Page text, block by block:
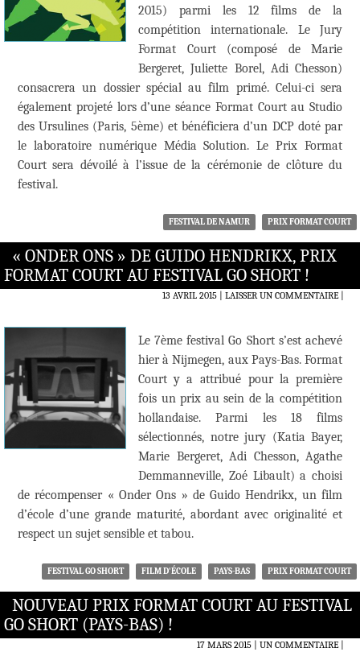
2015) parmi les 12 films de la
compétition internationale. Le Jury
Format Court (composé de Marie
Bergeret, Juliette Borel, Adi Chesson)
consacrera un dossier spécial au film primé. Celui-ci sera
également projeté lors d’une séance Format Court au Studio
des Ursulines (Paris, 5ème) et bénéficiera d’un DCP doté par
le laboratoire numérique Média Solution. Le Prix Format
Court sera dévoilé à l’issue de la cérémonie de clôture du
festival.
FESTIVAL DE NAMUR PRIX FORMAT COURT
« ONDER ONS » DE GUIDO HENDRIKX, PRIX
FORMAT COURT AU FESTIVAL GO SHORT !
13 AVRIL 2015 LAISSER UN COMMENTAIRE|
Le 7ème festival Go Short s’est achevé
hier à Nijmegen, aux Pays-Bas. Format
Court y a attribué pour la première
fois un prix au sein de la compétition
hollandaise. Parmi les 18 films
sélectionnés, notre jury (Katia Bayer,
Marie Bergeret, Adi Chesson, Agathe
Demmanneville, Zoé Libault) a choisi
de récompenser « Onder Ons » de Guido Hendrikx, un film
d’école d’une grande maturité, abordant avec originalité et
respect un sujet sensible et tabou.
FESTIVAL GO SHORT FILM D'ÉCOLE PAYS-BAS PRIX FORMAT COURT
NOUVEAU PRIX FORMAT COURT AU FESTIVAL
GO SHORT (PAYS-BAS) !
17 MARS 2015 UN COMMENTAIRE|